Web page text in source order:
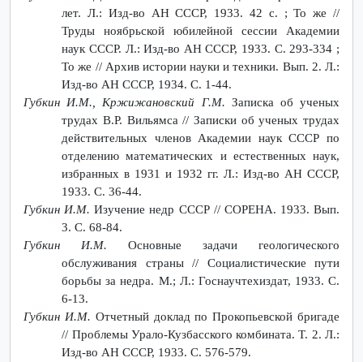
лет. Л.: Изд-во АН СССР, 1933. 42 с. ; То же //
Труды ноябрьской юбилейной сессии Академии
наук СССР. Л.: Изд-во АН СССР, 1933. С. 293-334 ;
То же // Архив истории науки и техники. Вып. 2. Л.:
Изд-во АН СССР, 1934. С. 1-44.
Губкин И.М., Кржижановский Г.М. Записка об ученых
трудах В.Р. Вильямса // Записки об ученых трудах
действительных членов Академии наук СССР по
отделению математических и естественных наук,
избранных в 1931 и 1932 гг. Л.: Изд-во АН СССР,
1933. С. 36-44.
Губкин И.М.Изучение недр СССР // СОРЕНА. 1933. Вып.
3. С. 68-84.
Губкин И.М. Основные задачи геологического
обслуживания страны // Социалистические пути
борьбы за недра. M.; Л.: Госнаучтехиздат, 1933. С.
6-13.
Губкин И.М. Отчетный доклад по Прокопьевской бригаде
// Проблемы Урало-Кузбасского комбината. Т. 2. Л.:
Изд-во АН СССР, 1933. С. 576-579.